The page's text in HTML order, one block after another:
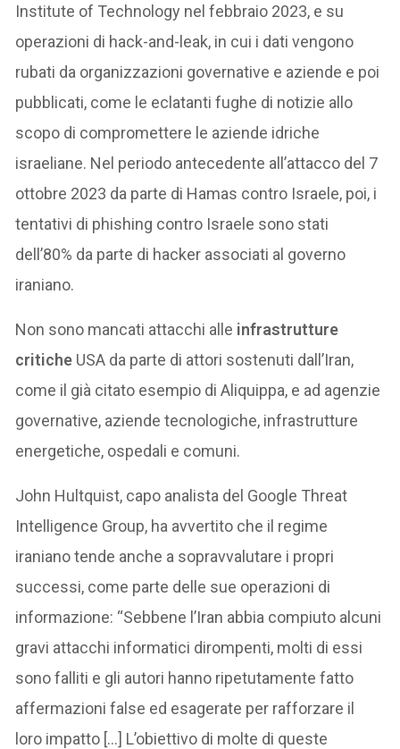
Institute of Technology nel febbraio 2023, e su
operazioni di hack-and-leak, in cui i dati vengono
rubati da organizzazioni governative e aziende e poi
pubblicati, come le eclatanti fughe di notizie allo
scopo di compromettere le aziende idriche
israeliane. Nel periodo antecedente all’attacco del 7
ottobre 2023 da parte di Hamas contro Israele, poi, i
tentativi di phishing contro Israele sono stati
dell’80% da parte di hacker associati al governo
iraniano.
Non sono mancati attacchi alle infrastrutture
critiche USA da parte di attori sostenuti dall’Iran,
come il già citato esempio di Aliquippa, e ad agenzie
governative, aziende tecnologiche, infrastrutture
energetiche, ospedali e comuni.
John Hultquist, capo analista del Google Threat
Intelligence Group, ha avvertito che il regime
iraniano tende anche a sopravvalutare i propri
successi, come parte delle sue operazioni di
informazione: “Sebbene l’Iran abbia compiuto alcuni
gravi attacchi informatici dirompenti, molti di essi
sono falliti e gli autori hanno ripetutamente fatto
affermazioni false ed esagerate per rafforzare il
loro impatto […] L’obiettivo di molte di queste